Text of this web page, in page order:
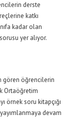
derste
katkı
kadar olan
yer alıyor.
gören öğrencilerin
Ortaöğretim
örnek soru kitapçığı
devam